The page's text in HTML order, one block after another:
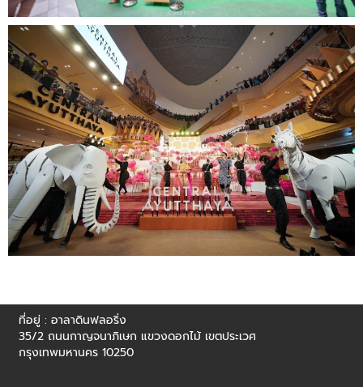
ที่อยู่ : อาลาดินฟลอริ่ง
35/2 ถนนกาญจนาภิเษก แขวงดอกไม้ เขตประเวศ
กรุงเทพมหานคร 10250